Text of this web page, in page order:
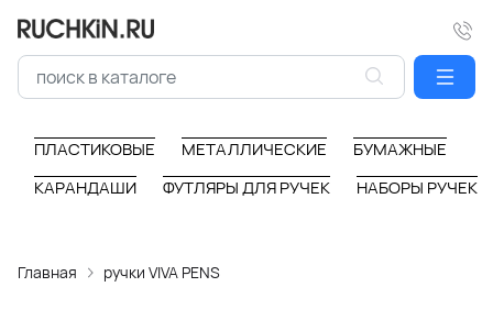
ПЛАСТИКОВЫЕ МЕТАЛЛИЧЕСКИЕ
БУМАЖНЫЕ
КАРАНДАШИ
ФУТЛЯРЫ ДЛЯ РУЧЕК НАБОРЫ РУЧЕК
Главная ручки VIVA PENS